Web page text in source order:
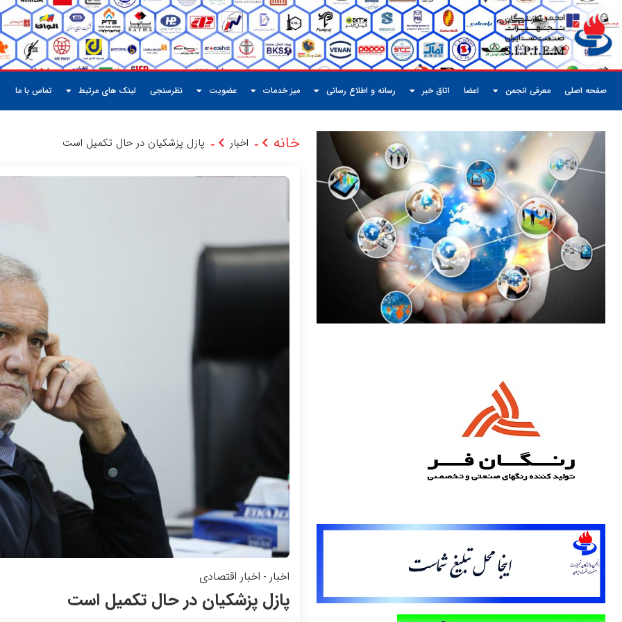
صفحه اصلی معرفی انجمن اعضا اتاق خبر رسانه و اطلاع رسانی میز خدمات عضویت نظرسنجی لینک های مرتبط تماس با ما
خانه - اخبار - پازل پزشکیان در حال تکمیل است
اخبار - اخبار اقتصادی
پازل پزشکیان در حال تکمیل است